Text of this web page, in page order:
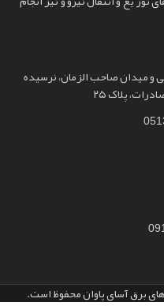
میدان صاحب الزمان، نرسیده
پلاک ۲۵
برق آسای پاوان محفوظ است.